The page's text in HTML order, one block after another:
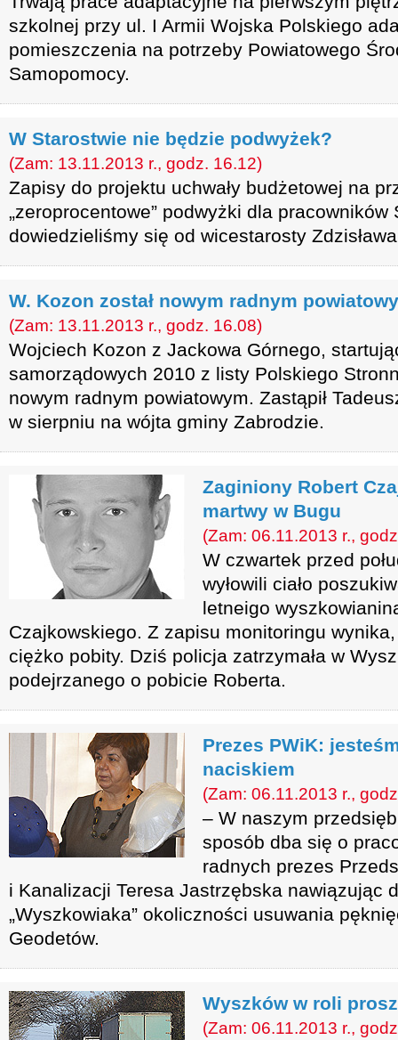
szkolnej przy ul. I Armii Wojska Polskiego
pomieszczenia na potrzeby Powiatowego
Samopomocy.
W Starostwie nie będzie podwyżek?
(Zam: 13.11.2013 r., godz. 16.12)
Zapisy do projektu uchwały budżetowej na
„zeroprocentowe” podwyżki dla pracowników
dowiedzieliśmy się od wicestarosty
W. Kozon został nowym radnym
(Zam: 13.11.2013 r., godz. 16.08)
Wojciech Kozon z Jackowa Górnego,
samorządowych 2010 z listy Polskiego
nowym radnym powiatowym. Zastąpił
w sierpniu na wójta gminy Zabrodzie.
Zaginiony Robert
martwy w Bugu
(Zam: 06.11.2013 r.,
W czwartek przed
wyłowili ciało
letneigo
Czajkowskiego. Z zapisu monitoringu
ciężko pobity. Dziś policja zatrzymała w
podejrzanego o pobicie Roberta.
Prezes PWiK:
naciskiem
(Zam: 06.11.2013 r.,
– W naszym
sposób dba się o
radnych prezes
i Kanalizacji Teresa Jastrzębska nawiązując
„Wyszkowiaka” okoliczności usuwania
Geodetów.
Wyszków w roli
(Zam: 06.11.2013 r.,